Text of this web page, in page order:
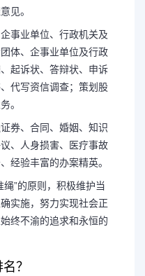
见。
事业单位、行政机关及
体、企事业单位及行政
起诉状、答辩状、申诉
代写资信调查；策划股
。
券、合同、婚姻、知识
、人身损害、医疗事故
经验丰富的办案精英。
”的原则，积极维护当
实施，努力实现社会正
终不渝的追求和永恒的
？
律师事务所。
所由一批具有